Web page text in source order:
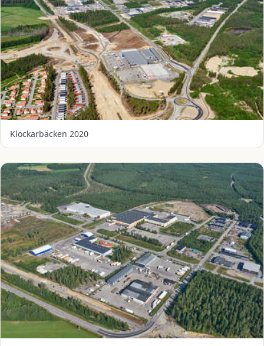
Klockarbäcken 2020